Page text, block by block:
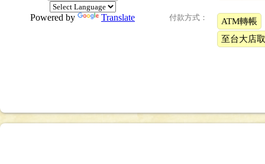
Powered by Translate 付款方式：
ATM轉帳
至台大店